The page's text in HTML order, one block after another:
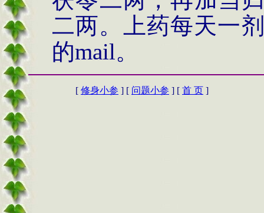
二两。上药每天一
的mail。
[ 修身小参 ] [ 问题小参 ] [ 首 页 ]